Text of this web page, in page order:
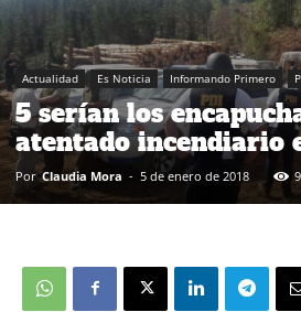
Actualidad Es Noticia Informando Primero
5 serían los
atentado incendiario
Por Claudia Mora - 5 de enero de 2018